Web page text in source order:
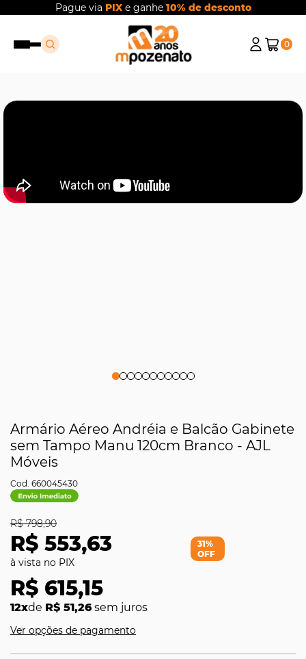
Pague via PIXe ganhe 10% de desconto
0
Armário Aéreo Andréia e Balcão Gabinete
sem Tampo Manu 120cm Branco - AJL
Móveis
660045430
R$ 553,63
R$ 798,90
R$ 615,15
12xde R$ 51,26 sem juros
31%
OFF
Ver opções de pagamento